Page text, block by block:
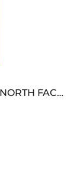
ノースフェイス 偽物 ダウン人気【THE NORTH FACE】M'S 7 SUMMIT HIM...